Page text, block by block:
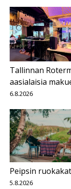
Tallinnan
aasialaisia
6.8.2026
Peipsin
5.8.2026